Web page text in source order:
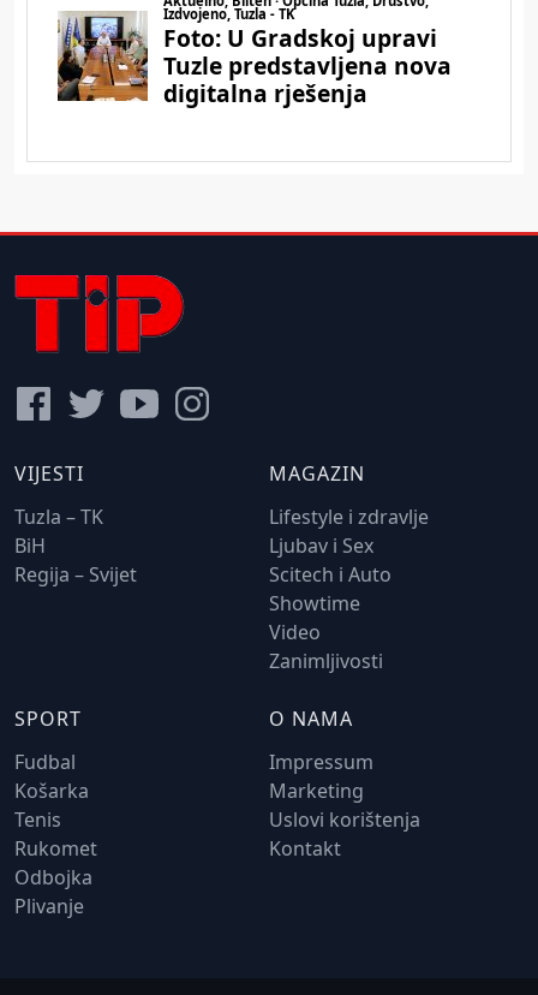
VIJESTI
Tuzla – TK
BiH
Regija – Svijet
MAGAZIN
Lifestyle i zdravlje
Ljubav i Sex
Scitech i Auto
Showtime
Video
Zanimljivosti
SPORT
Fudbal
Košarka
Tenis
Rukomet
Odbojka
Plivanje
O NAMA
Impressum
Marketing
Uslovi korištenja
Kontakt